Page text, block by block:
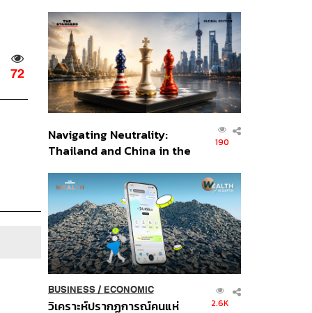
72
ส่วนยุทธศาสตร์ไทย –
อินโดนีเซีย
Navigating Neutrality:
Thailand and China in the
Order
190
BUSINESS/ ECONOMIC
วิเคราะห์ปรากฏการณ์คนแห่ 2.6K